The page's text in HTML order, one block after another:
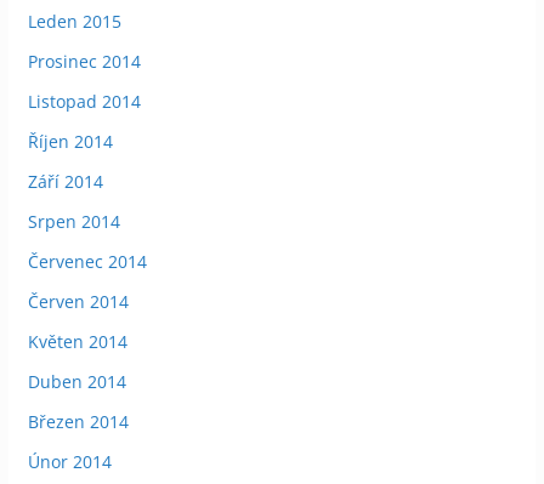
Leden 2015
Prosinec 2014
Listopad 2014
Říjen 2014
Září 2014
Srpen 2014
Červenec 2014
Červen 2014
Květen 2014
Duben 2014
Březen 2014
Únor 2014